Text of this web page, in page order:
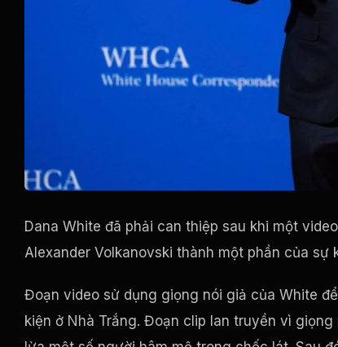
Dana White đã phải can thiệp sau khi một
Alexander Volkanovski thành một phần của sự
Đoạn video sử dụng giọng nói giả của White
kiện ở Nhà Trắng. Đoạn clip lan truyền vì